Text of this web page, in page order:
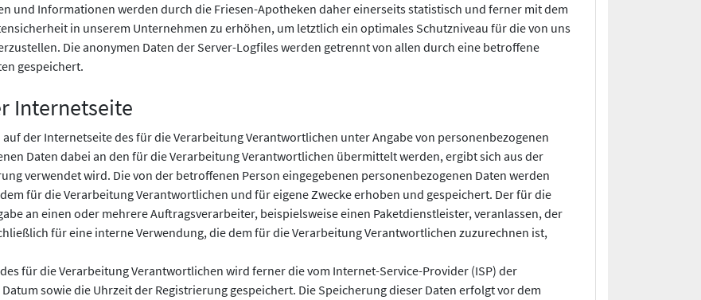
und Informationen werden durch die Friesen-Apotheken daher einerseits statistisch und ferner mit dem
in unserem Unternehmen zu erhöhen, um letztlich ein optimales Schutzniveau für die von uns
Die anonymen Daten der Server-Logfiles werden getrennt von allen durch eine betroffene
gespeichert.
Internetseite
der Internetseite des für die Verarbeitung Verantwortlichen unter Angabe von personenbezogenen
Daten dabei an den für die Verarbeitung Verantwortlichen übermittelt werden, ergibt sich aus der
verwendet wird. Die von der betroffenen Person eingegebenen personenbezogenen Daten werden
für die Verarbeitung Verantwortlichen und für eigene Zwecke erhoben und gespeichert. Der für die
an einen oder mehrere Auftragsverarbeiter, beispielsweise einen Paketdienstleister, veranlassen, der
für eine interne Verwendung, die dem für die Verarbeitung Verantwortlichen zuzurechnen ist,
für die Verarbeitung Verantwortlichen wird ferner die vom Internet-Service-Provider (ISP) der
sowie die Uhrzeit der Registrierung gespeichert. Die Speicherung dieser Daten erfolgt vor dem